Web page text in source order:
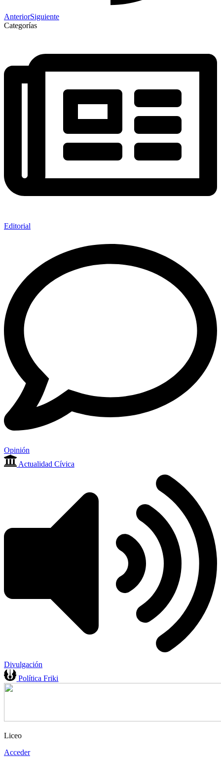
AnteriorSiguiente
Categorías
Editorial
Opinión
Actualidad Cívica
Divulgación
Política Friki
Liceo
Acceder